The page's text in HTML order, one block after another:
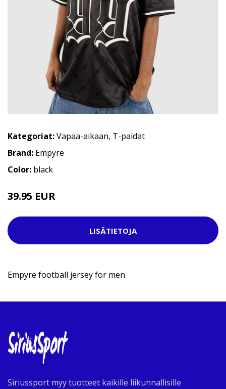
Kategoriat:Vapaa-aikaan, T-paidat
Brand: Empyre
Color: black
39.95 EUR
LISÄTIETOJA
Empyre football jersey for men
Siriussport myy tuotteet kaikille liikunnallisille